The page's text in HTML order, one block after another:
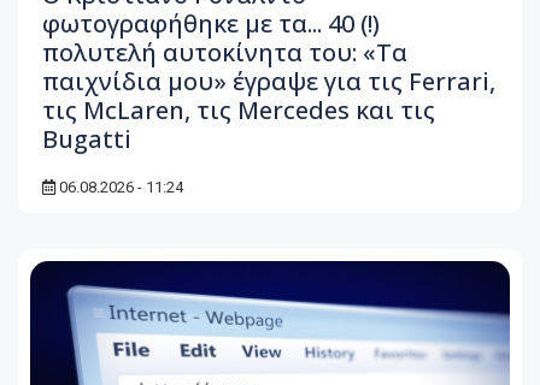
φωτογραφήθηκε με τα... 40 (!)
πολυτελή αυτοκίνητα του: «Τα
παιχνίδια μου» έγραψε για τις Ferrari,
τις McLaren, τις Mercedes και τις
Bugatti
06.08.2026 - 11:24